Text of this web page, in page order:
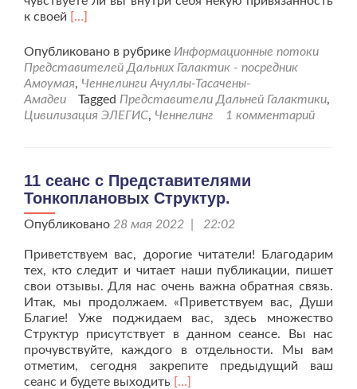
к своей Читать
проЧеннелинговая
информация
для
посвящённых.
[…]
Опубликовано в рубрике Информационные потоки
Представителей Дальних Галактик - посредник
Амоумая, Ченнелинги Ачуллы-Тасачены-
Амадеи
Tagged Представители Дальней Галактики,
Цивилизация ЭЛЕГИС, Ченнелинг 1 комментарий
11 сеанс с Представителями
Тонкоплановых Структур.
Опубликовано 28 мая 2022 | 22:02
Приветствуем вас, дорогие читатели! Благодарим
тех, кто следит и читает наши публикации, пишет
свои отзывы. Для нас очень важна обратная связь.
Итак, мы продолжаем. «Приветствуем вас, Души
Благие! Уже поджидаем вас, здесь множество
Структур присутствует в данном сеансе. Вы нас
прочувствуйте, каждого в отдельности. Мы вам
отметим, сегодня закрепите предыдущий ваш
сеанс и будете выходить Читать
[…]